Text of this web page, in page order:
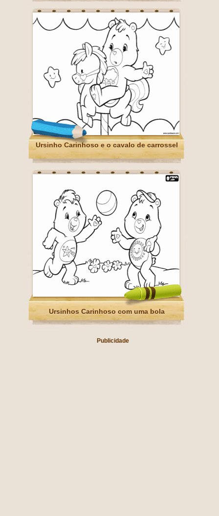
Ursinho Carinhoso e o cavalo de carrossel
Ursinhos Carinhoso com uma bola
Publicidade